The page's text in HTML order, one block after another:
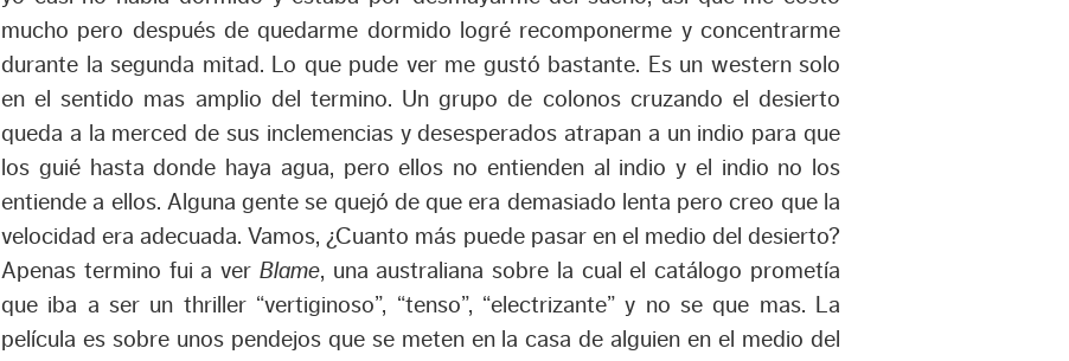
mucho pero después de quedarme dormido logré recomponerme y concentrarme
durante la segunda mitad. Lo que pude ver me gustó bastante. Es un western solo
en el sentido mas amplio del termino. Un grupo de colonos cruzando el desierto
queda a la merced de sus inclemencias y desesperados atrapan a un indio para que
los guié hasta donde haya agua, pero ellos no entienden al indio y el indio no los
entiende a ellos. Alguna gente se quejó de que era demasiado lenta pero creo que la
velocidad era adecuada. Vamos, ¿Cuanto más puede pasar en el medio del desierto?
Apenas termino fui a ver Blame, una australiana sobre la cual el catálogo prometía
que iba a ser un thriller “vertiginoso”, “tenso”, “electrizante” y no se que mas. La
película es sobre unos pendejos que se meten en la casa de alguien en el medio del